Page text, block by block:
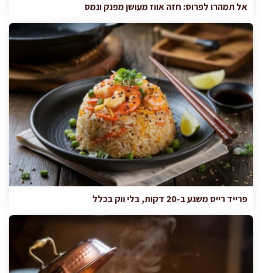
אל תמהרו לפרוס: חזה אווז מעושן מפנק ונמס
פרייד רייס משגע ב-20 דקות, בלי ווק בכלל